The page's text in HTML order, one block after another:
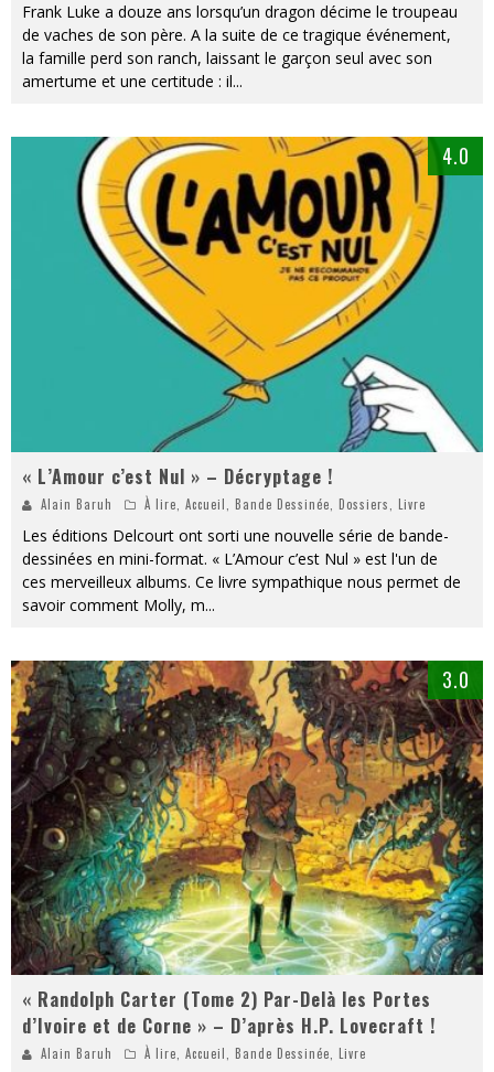
Frank Luke a douze ans lorsqu’un dragon décime le troupeau
de vaches de son père. A la suite de ce tragique événement,
la famille perd son ranch, laissant le garçon seul avec son
amertume et une certitude : il...
4.0
« L’Amour c’est Nul » – Décryptage !
Alain Baruh À lire Accueil Bande Dessinée Dossiers Livre
Les éditions Delcourt ont sorti une nouvelle série de bande-
dessinées en mini-format. « L’Amour c’est Nul » est l'un de
ces merveilleux albums. Ce livre sympathique nous permet de
savoir comment Molly, m...
3.0
« Randolph Carter (Tome 2) Par-Delà les Portes
d’Ivoire et de Corne » – D’après H.P. Lovecraft !
Alain Baruh À lire Accueil Bande Dessinée Livre